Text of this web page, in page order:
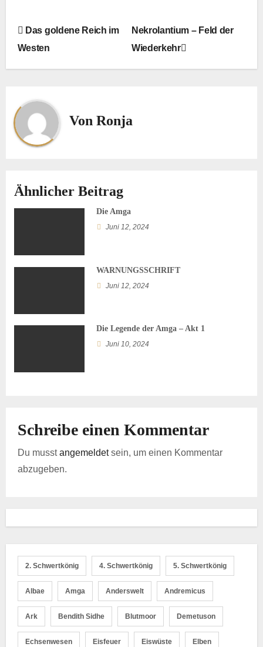
B
e
t
r
s
a
v
g
t
Das goldene Reich im
Westen
Nekrolantium – Feld der
Wiederkehr
Von Ronja
Ähnlicher Beitrag
Die Amga
Juni 12, 2024
WARNUNGSSCHRIFT
Juni 12, 2024
Die Legende der Amga – Akt 1
Juni 10, 2024
Schreibe einen Kommentar
Du musstangemeldetsein, um einen Kommentar
abzugeben.
2. Schwertkönig 4. Schwertkönig 5. Schwertkönig
Albae Amga Anderswelt Andremicus
Ark Bendith Sidhe Blutmoor Demetuson
Echsenwesen Eisfeuer Eiswüste Elben